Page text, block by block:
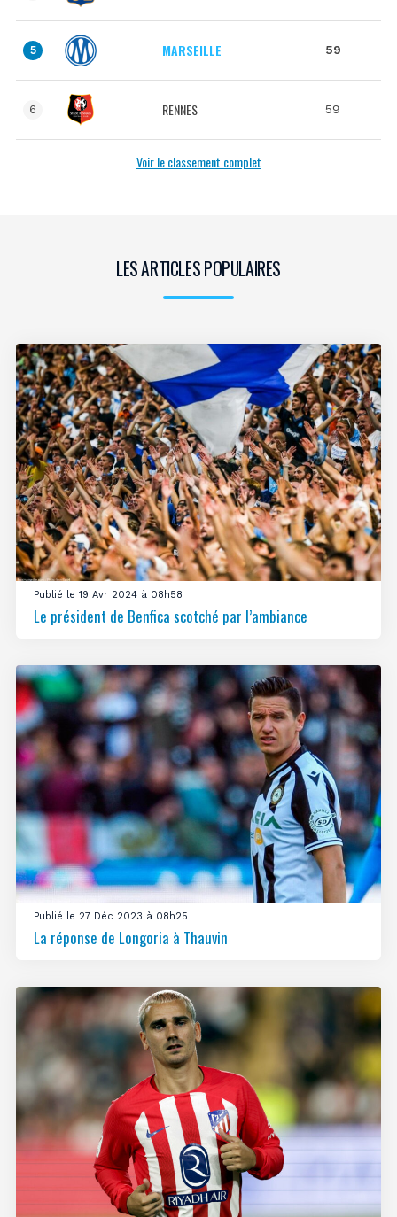
5 MARSEILLE 59
6 RENNES 59
Voir le classement complet
LES ARTICLES POPULAIRES
Publié le 19 Avr 2024 à 08h58
Le président de Benfica scotché par l’ambiance
Publié le 27 Déc 2023 à 08h25
La réponse de Longoria à Thauvin